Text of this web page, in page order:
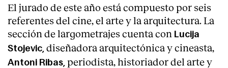
El jurado de este año está compuesto por seis
referentes del cine, el arte y la arquitectura. La
sección de largometrajes cuenta con Lucija
Stojevic, diseñadora arquitectónica y cineasta,
Antoni Ribas, periodista, historiador del arte y